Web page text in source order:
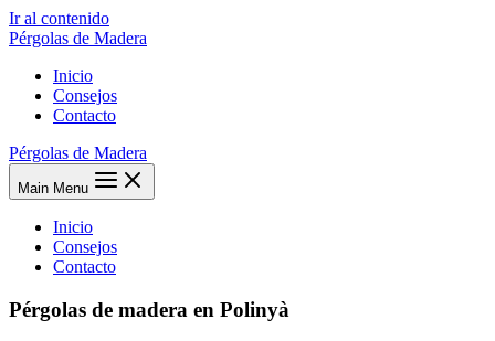
Ir al contenido
Pérgolas de Madera
Inicio
Consejos
Contacto
Pérgolas de Madera
Main Menu
Inicio
Consejos
Contacto
Pérgolas de madera en Polinyà